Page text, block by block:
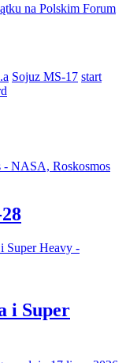
na Polskim Forum
Sojuz MS-17 start
i Super